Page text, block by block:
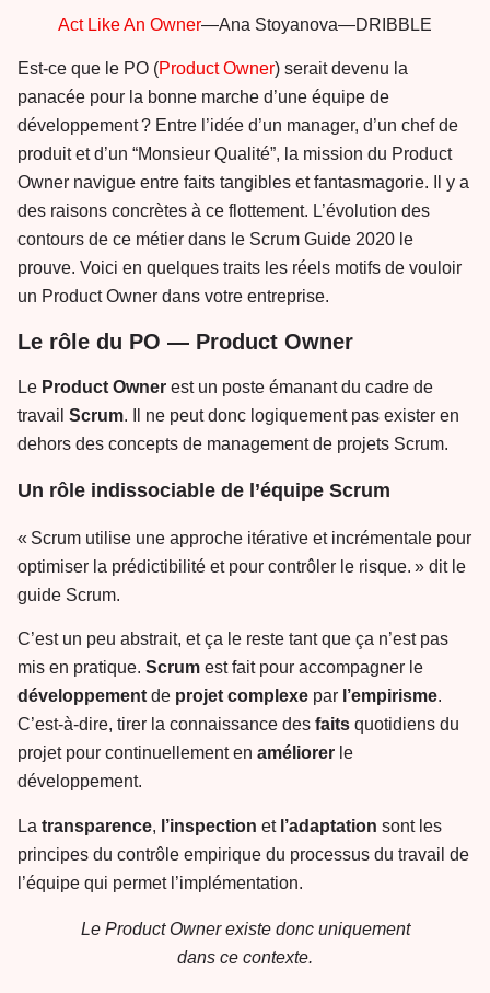
Act Like An Owner—Ana Stoyanova—DRIBBLE
Est-ce que le PO (Product Owner) serait devenu la
panacée pour la bonne marche d’une équipe de
développement ? Entre l’idée d’un manager, d’un chef de
produit et d’un “Monsieur Qualité”, la mission du Product
Owner navigue entre faits tangibles et fantasmagorie. Il y a
des raisons concrètes à ce flottement. L’évolution des
contours de ce métier dans le Scrum Guide 2020 le
prouve. Voici en quelques traits les réels motifs de vouloir
un Product Owner dans votre entreprise.
Le rôle du PO — Product Owner
Le Product Owner est un poste émanant du cadre de
travail Scrum. Il ne peut donc logiquement pas exister en
dehors des concepts de management de projets Scrum.
Un rôle indissociable de l’équipe Scrum
« Scrum utilise une approche itérative et incrémentale pour
optimiser la prédictibilité et pour contrôler le risque. » dit le
guide Scrum.
C’est un peu abstrait, et ça le reste tant que ça n’est pas
mis en pratique. Scrum est fait pour accompagner le
développement de projet complexe par l’empirisme.
C’est-à-dire, tirer la connaissance des faits quotidiens du
projet pour continuellement en améliorer le
développement.
La transparence, l’inspection et l’adaptation sont les
principes du contrôle empirique du processus du travail de
l’équipe qui permet l’implémentation.
Le Product Owner existe donc uniquement
dans ce contexte.